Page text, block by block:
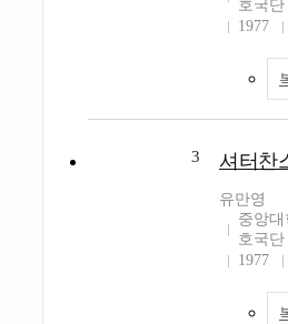
호국단
1977
3 셔터찬
유만영
중앙
호국단
1977